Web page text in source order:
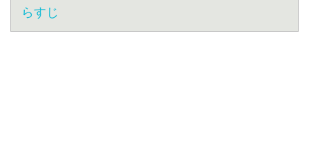
らすじ